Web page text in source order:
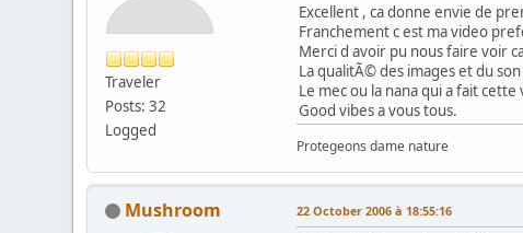
Traveler
Posts: 32
Logged
Excellent , ca donne envie de
Franchement c est ma video
Merci d avoir pu nous faire voir
La qualitÃ© des images et du
Le mec ou la nana qui a fait
Good vibes a vous tous.
Protegeons dame nature
Mushroom 22 October 2006 à 18:55:16